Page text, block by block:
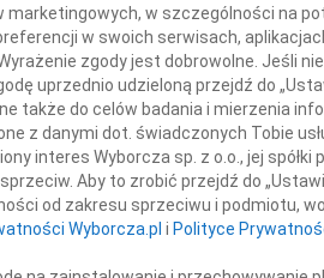
o śmierci
w szczególności na
w swoich serwisach,
zgody jest dobrowolne. Jeśli
uprzednio udzieloną przejdź do
także do celów badania i mierzenia
z danymi dot. świadczonych Tobie
interes Wyborcza sp. z o.o., jej spółki
Aby to zrobić przejdź do
od zakresu sprzeciwu i podmiotu,
Wyborcza.pl i Polityce